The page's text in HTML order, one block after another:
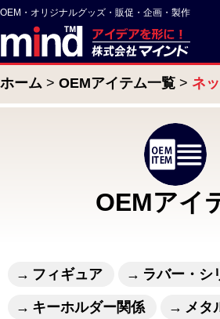
OEM・オリジナルグッズ・販促・企画・製作
ホーム OEMアイテム一覧 ネ
OEMアイ
フィギュア ラバー・シ
キーホルダー関係 メタ